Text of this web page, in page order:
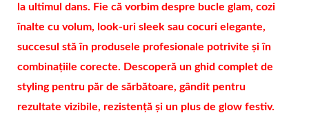
la ultimul dans. Fie că vorbim despre bucle glam, cozi
înalte cu volum, look-uri sleek sau cocuri elegante,
succesul stă în produsele profesionale potrivite și în
combinațiile corecte. Descoperă un ghid complet de
styling pentru păr de sărbătoare, gândit pentru
rezultate vizibile, rezistență și un plus de glow festiv.